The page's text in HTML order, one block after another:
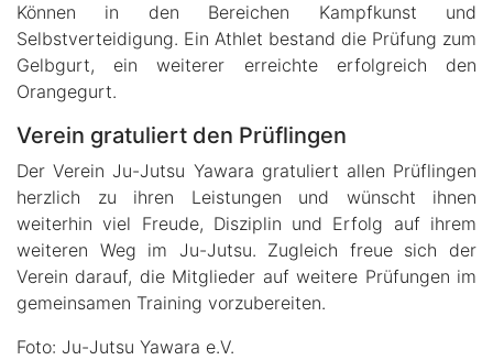
Können in den Bereichen Kampfkunst und
Selbstverteidigung. Ein Athlet bestand die Prüfung zum
Gelbgurt, ein weiterer erreichte erfolgreich den
Orangegurt.
Verein gratuliert den Prüflingen
Der Verein Ju-Jutsu Yawara gratuliert allen Prüflingen
herzlich zu ihren Leistungen und wünscht ihnen
weiterhin viel Freude, Disziplin und Erfolg auf ihrem
weiteren Weg im Ju-Jutsu. Zugleich freue sich der
Verein darauf, die Mitglieder auf weitere Prüfungen im
gemeinsamen Training vorzubereiten.
Foto: Ju-Jutsu Yawara e.V.